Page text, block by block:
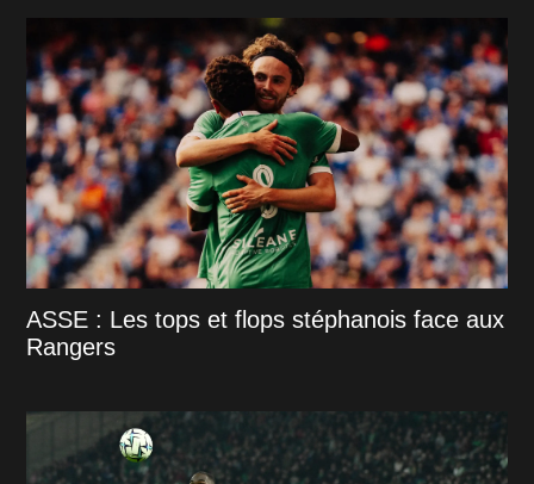
ASSE : Les tops et flops stéphanois face aux
Rangers